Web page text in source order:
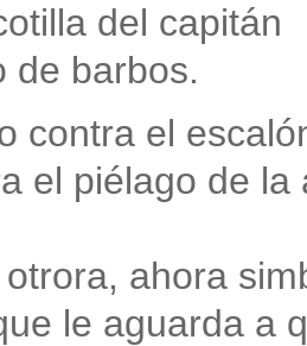
del capitán
de barbos.
contra el
el piélago de la
ahora
le aguarda a